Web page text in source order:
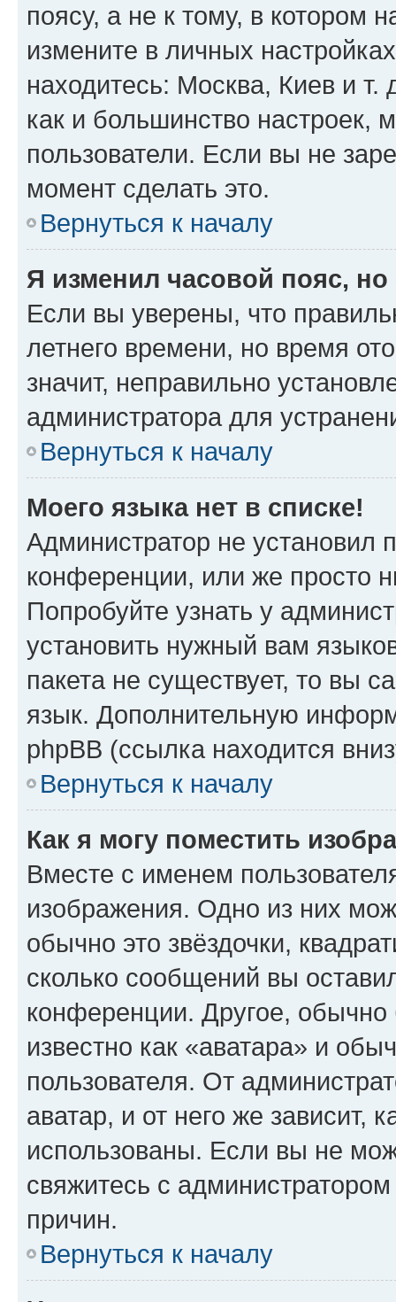
поясу, а не к тому, в котором
измените в личных
находитесь: Москва, Киев и т.
как и большинство настроек,
пользователи. Если вы не
момент сделать это.
Вернуться к началу
Я изменил часовой пояс,
Если вы уверены, что
летнего времени, но время
значит, неправильно
администратора для
Вернуться к началу
Моего языка нет в списке!
Администратор не установил
конференции, или же просто
Попробуйте узнать у
установить нужный вам
пакета не существует, то вы
язык. Дополнительную
phpBB (ссылка находится
Вернуться к началу
Как я могу поместить
Вместе с именем
изображения. Одно из них
обычно это звёздочки,
сколько сообщений вы
конференции. Другое,
известно как «аватара» и
пользователя. От
аватар, и от него же зависит,
использованы. Если вы не
свяжитесь с
причин.
Вернуться к началу